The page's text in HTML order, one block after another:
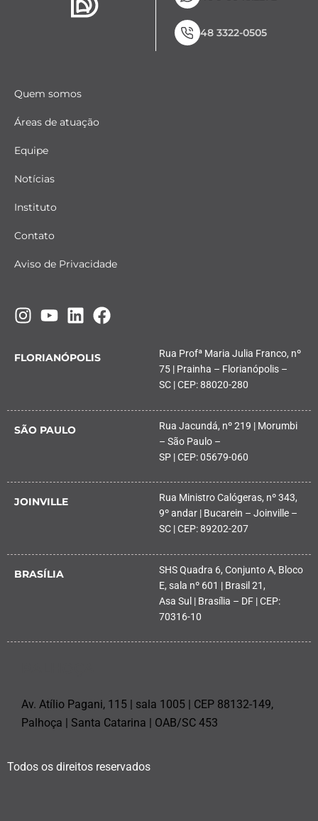
48 3322-0505
Quem somos
Áreas de atuação
Equipe
Notícias
Instituto
Contato
Aviso de Privacidade
FLORIANÓPOLIS
Rua Profª Maria Julia Franco, nº
75 | Prainha – Florianópolis –
SC | CEP: 88020-280
SÃO PAULO
Rua Jacundá, nº 219 | Morumbi
– São Paulo –
SP | CEP: 05679-060
JOINVILLE
Rua Ministro Calógeras, nº 343,
9º andar | Bucarein – Joinville –
SC | CEP: 89202-207
BRASÍLIA
SHS Quadra 6, Conjunto A, Bloco
E, sala nº 601 | Brasil 21,
Asa Sul | Brasília – DF | CEP:
70316-10
Av. Atílio Pagani, 115 | sala 1005 | CEP 88132-149,
Palhoça | Santa Catarina | OAB/SC 453
Todos os direitos reservados